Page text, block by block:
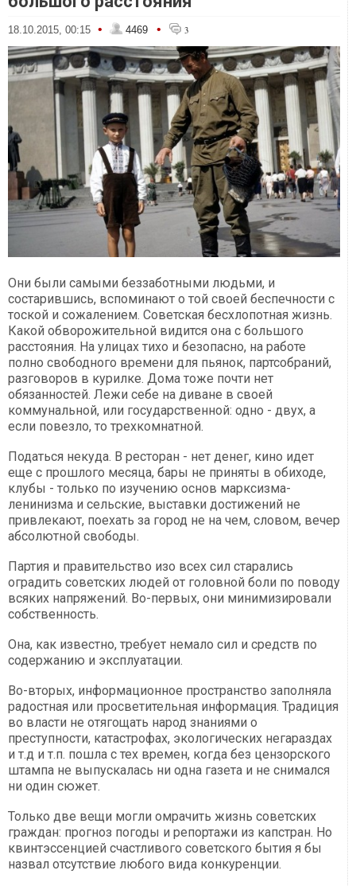
18.10.2015, 00:15 • 4469 • 3
Они были самыми беззаботными людьми, и
состарившись, вспоминают о той своей беспечности с
тоской и сожалением. Советская бесхлопотная жизнь.
Какой обворожительной видится она с большого
расстояния. На улицах тихо и безопасно, на работе
полно свободного времени для пьянок, партсобраний,
разговоров в курилке. Дома тоже почти нет
обязанностей. Лежи себе на диване в своей
коммунальной, или государственной: одно - двух, а
если повезло, то трехкомнатной.
Податься некуда. В ресторан - нет денег, кино идет
еще с прошлого месяца, бары не приняты в обиходе,
клубы - только по изучению основ марксизма-
ленинизма и сельские, выставки достижений не
привлекают, поехать за город не на чем, словом, вечер
абсолютной свободы.
Партия и правительство изо всех сил старались
оградить советских людей от головной боли по поводу
всяких напряжений. Во-первых, они минимизировали
собственность.
Она, как известно, требует немало сил и средств по
содержанию и эксплуатации.
Во-вторых, информационное пространство заполняла
радостная или просветительная информация. Традиция
во власти не отягощать народ знаниями о
преступности, катастрофах, экологических негараздах
и т.д и т.п. пошла с тех времен, когда без цензорского
штампа не выпускалась ни одна газета и не снимался
ни один сюжет.
Только две вещи могли омрачить жизнь советских
граждан: прогноз погоды и репортажи из капстран. Но
квинтэссенцией счастливого советского бытия я бы
назвал отсутствие любого вида конкуренции.